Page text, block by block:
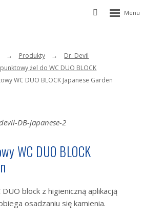
Vyhledávání
Rozbalení
Produkty
Dr. Devil
żel do WC DUO BLOCK
WC DUO BLOCK Japanese Garden
WC DUO BLOCK
block z higieniczną aplikacją
osadzaniu się kamienia.